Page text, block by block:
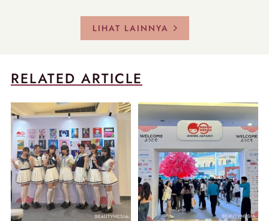
LIHAT LAINNYA
RELATED ARTICLE